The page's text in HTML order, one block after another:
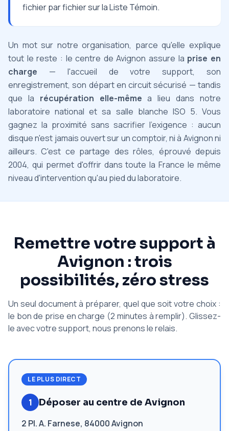
fichier par fichier sur la Liste Témoin.
Un mot sur notre organisation, parce qu'elle explique
tout le reste : le centre de Avignon assure la prise en
charge — l'accueil de votre support, son
enregistrement, son départ en circuit sécurisé — tandis
que la récupération elle-même a lieu dans notre
laboratoire national et sa salle blanche ISO 5. Vous
gagnez la proximité sans sacrifier l'exigence : aucun
disque n'est jamais ouvert sur un comptoir, ni à Avignon ni
ailleurs. C'est ce partage des rôles, éprouvé depuis
2004, qui permet d'offrir dans toute la France le même
niveau d'intervention qu'au pied du laboratoire.
Remettre votre support à
Avignon : trois
possibilités, zéro stress
Un seul document à préparer, quel que soit votre choix :
le bon de prise en charge (2 minutes à remplir). Glissez-
le avec votre support, nous prenons le relais.
LE PLUS DIRECT
1
Déposer au centre de Avignon
2 Pl. A. Farnese, 84000 Avignon